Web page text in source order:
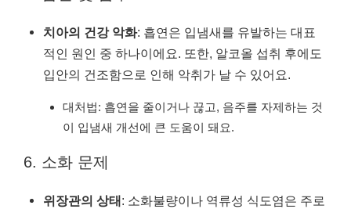
치아의 건강 악화: 흡연은 입냄새를 유발하는 대표
적인 원인 중 하나이에요. 또한, 알코올 섭취 후에도
입안의 건조함으로 인해 악취가 날 수 있어요.
대처법: 흡연을 줄이거나 끊고, 음주를 자제하는 것
이 입냄새 개선에 큰 도움이 돼요.
6. 소화 문제
위장관의 상태: 소화불량이나 역류성 식도염은 주로